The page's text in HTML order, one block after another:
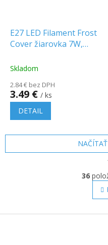
E27 LED Filament Frost
Cover žiarovka 7W,
Skladom
2.84 € bez DPH
3.49 € / ks
DETAIL
36
Z